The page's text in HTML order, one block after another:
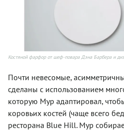
Костяной фарфор от шеф-повара Дэна Барбера и
Почти невесомые,
сделаны с использованием
которую Мур адаптировал,
коровьих костей (чаще всего
ресторана Blue Hill. Мур